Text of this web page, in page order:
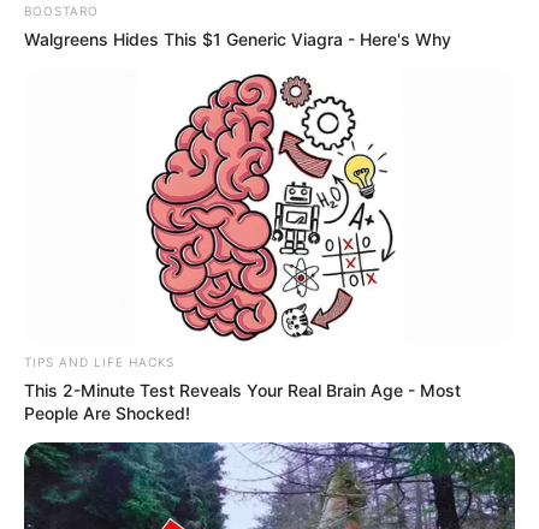
BOOSTARO
Walgreens Hides This $1 Generic Viagra - Here's Why
TIPS AND LIFE HACKS
This 2-Minute Test Reveals Your Real Brain Age - Most
People Are Shocked!